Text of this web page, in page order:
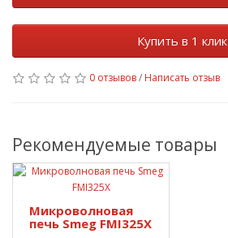
Купить в 1 клик
0 отзывов/ Написать отзыв
Рекомендуемые товары
Микроволновая
печь Smeg FMI325X